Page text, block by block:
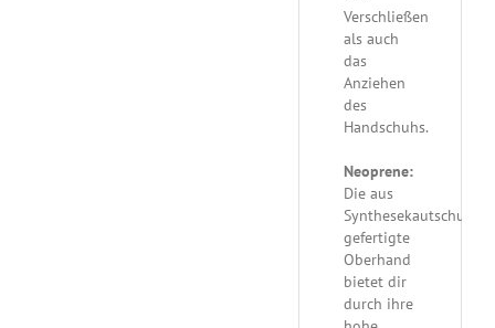
Verschließen
als auch
das
Anziehen
des
Handschuhs.
Neoprene:
Die aus
Synthesekautschuk
gefertigte
Oberhand
bietet dir
durch ihre